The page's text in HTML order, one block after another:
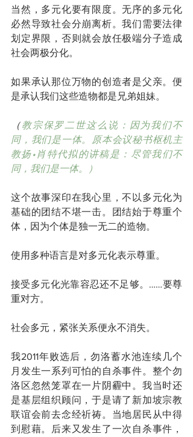
当然，多元化要有限度。无序的多元化
必然导致社会分崩离析。我们需要法律
划定界限，否则就会放任极端分子造成
社会两极分化。
如果承认那位万物的创造者是父亲。便
是承认我们这些造物都是兄弟姐妹。
（教宗保罗二世这么说：因为我们不
同，我们是一体。原本会议秘书枢机主
教扬•肖特代拟的讲稿是：尽管我们不
同，我们是一体。）
这个故事深印在我心里，不以多元化为
基础的团结不堪一击。团结始于尊重个
体，因为个体是独一无二的造物。
使用多种语言是对多元化表示尊重。
接受多元化光靠容忍还不足够。……要尊
重对方。
社会多元，紧张关系便永不消失。
我2011年败选后，勿洛蓄水池连续几个
月发生一系列可怕的自杀事件。整个勿
洛区忽然笼罩在一片阴霾中。我当时还
是基层组织顾问，于是请了新加坡宗教
联谊会前去念经祈祷。当地居民从中得
到慰藉。后来又发生了一次自杀事件，